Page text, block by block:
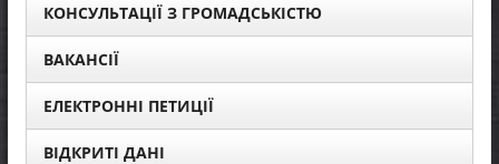
КОНСУЛЬТАЦІЇ З ГРОМАДСЬКІСТЮ
ВАКАНСІЇ
ЕЛЕКТРОННІ ПЕТИЦІЇ
ВІДКРИТІ ДАНІ